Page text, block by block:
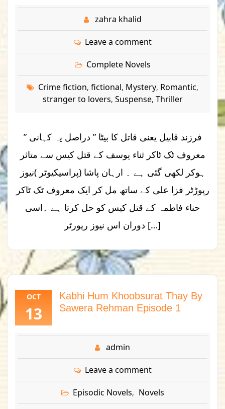
zahra khalid
Leave a comment
Complete Novels
Crime fiction, fictional, Mystery, Romantic,
stranger to lovers, Suspense, Thriller
” فرزند قابیل یعنی قاتل کا بیٹا ” دراصل یہ کہانی
معروف ٹک ٹاکر ثناء یوسف کے قتل کیس سے متاثر
ہوکر لکھی گئی ہے ۔ ارہان پاشا (پراسیکیوٹر )نیوز
رپوڑٹر فزا علی کے ساتھ مل کر ایک معروف ٹک ٹاکر
حناء فاطمہ کے قتل کیس کو حل کرتا ہے ۔اسی
دوران اس نیوز رپورٹر […]
OCT
13
Kabhi Hum Khoobsurat Thay By
Sawera Rehman Episode 1
admin
Leave a comment
Episodic Novels, Novels